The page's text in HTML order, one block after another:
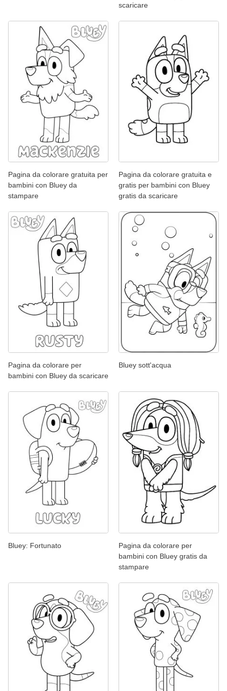
scaricare
Pagina da colorare gratuita per
bambini con Bluey da
stampare
Pagina da colorare gratuita e
gratis per bambini con Bluey
gratis da scaricare
Pagina da colorare per
bambini con Bluey da scaricare
Bluey sott'acqua
Bluey: Fortunato
Pagina da colorare per
bambini con Bluey gratis da
stampare